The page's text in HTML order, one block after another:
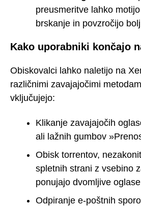
preusmeritve lahko
brskanje in povzročijo
Kako uporabniki končajo
Obiskovalci lahko naletijo na
različnimi zavajajočimi
vključujejo:
Klikanje zavajajočih
ali lažnih gumbov
Obisk torrentov,
spletnih strani z vsebino
ponujajo dvomljive oglase
Odpiranje e-poštnih